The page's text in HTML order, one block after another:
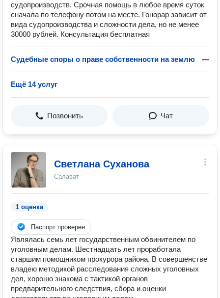
судопроизводств. Срочная помощь в любое время суток
сначала по телефону потом на месте. Гонорар зависит от
вида судопроизводства и сложности дела, но не менее
30000 рублей. Консультация бесплатная
Судебные споры о праве собственности на землю —
Ещё 14 услуг
Позвонить Чат
Светлана Суханова
Салават
1 оценка
Паспорт проверен
Являлась семь лет государственным обвинителем по
уголовным делам. Шестнадцать лет проработала
старшим помощником прокурора района. В совершенстве
владею методикой расследования сложных уголовных
дел, хорошо знакома с тактикой органов
предварительного следствия, сбора и оценки